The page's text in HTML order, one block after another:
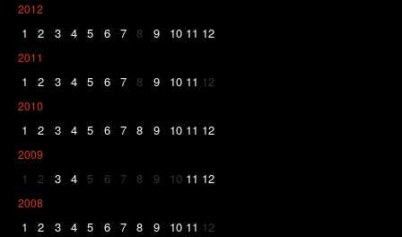
2012
1 2 3 4 5 6 7 8 9 10 11 12
2011
1 2 3 4 5 6 7 8 9 10 11 12
2010
1 2 3 4 5 6 7 8 9 10 11 12
2009
1 2 3 4 5 6 7 8 9 10 11 12
2008
1 2 3 4 5 6 7 8 9 10 11 12